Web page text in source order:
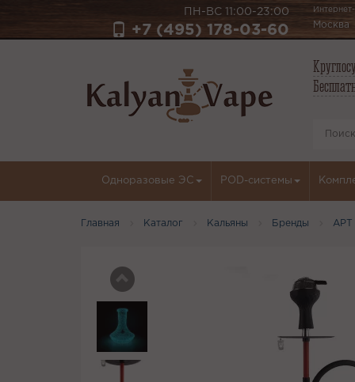
ПН-ВС 11:00-23:00
+7 (495) 178-03-60 Москва
Одноразовые ЭС POD-системы
Главная Каталог Кальяны Бренды АРТ